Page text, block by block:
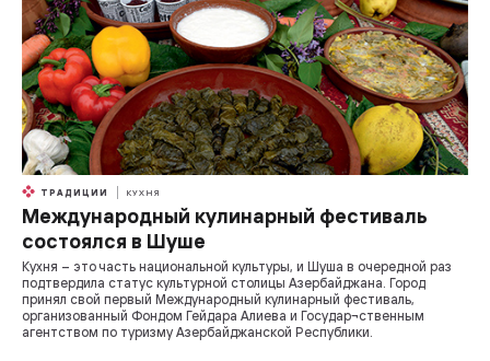
ТРАДИЦИИ КУХНЯ
Международный кулинарный фестиваль
состоялся в Шуше
Кухня – это часть национальной культуры, и Шуша в очередной раз
подтвердила статус культурной столицы Азербайджана. Город
принял свой первый Международный кулинарный фестиваль,
организованный Фондом Гейдара Алиева и Государ¬ственным
агентством по туризму Азербайджанской Республики.